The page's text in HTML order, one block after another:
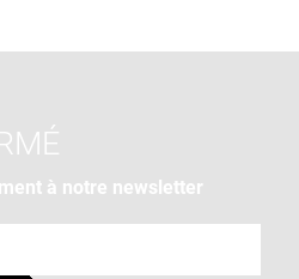
à notre newsletter